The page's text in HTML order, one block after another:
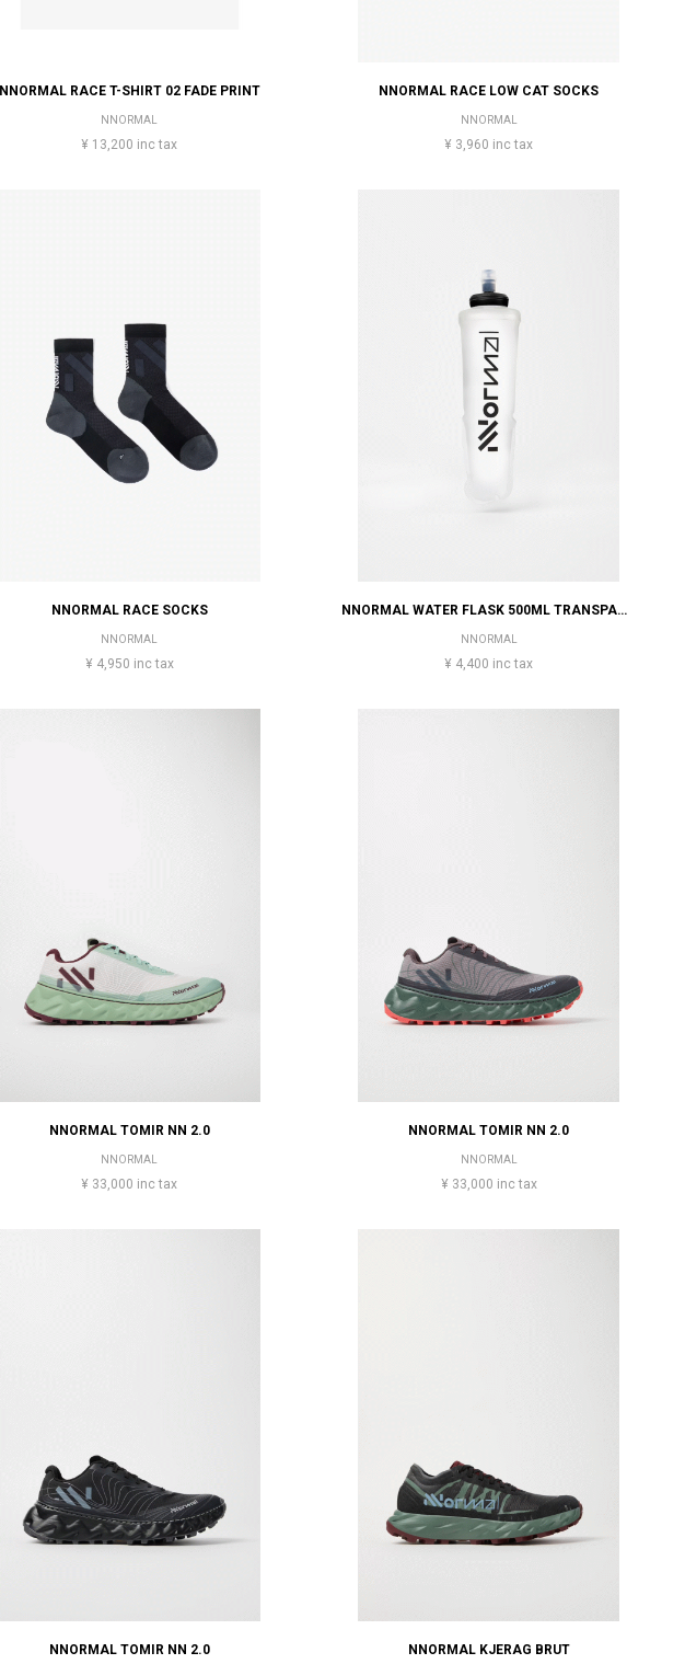
NNORMAL RACE T-SHIRT 02 FADE PRINT
NNORMAL
¥ 13,200 inc tax
NNORMAL RACE LOW CAT SOCKS
NNORMAL
¥ 3,960 inc tax
NNORMAL RACE SOCKS
NNORMAL
¥ 4,950 inc tax
NNORMAL WATER FLASK 500ML TRANSPARENT
NNORMAL
¥ 4,400 inc tax
NNORMAL TOMIR NN 2.0
NNORMAL
¥ 33,000 inc tax
NNORMAL TOMIR NN 2.0
NNORMAL
¥ 33,000 inc tax
NNORMAL TOMIR NN 2.0 NNORMAL KJERAG BRUT